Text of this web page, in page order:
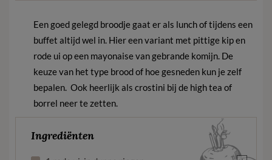
Een goed gelegd broodje gaat er als lunch of tijdens een
buffet altijd wel in. Hier een variant met pittige kip en
rode ui op een mayonaise van gebrande komijn. De
keuze van het type brood of hoe gesneden kun je zelf
bepalen. Ook heerlijk als crostini bij de high tea of
borrel neer te zetten.
Ingrediënten